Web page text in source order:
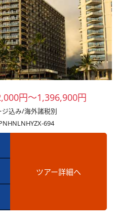
円～1,396,900円
込み/海外諸税別
694
ツアー詳細へ